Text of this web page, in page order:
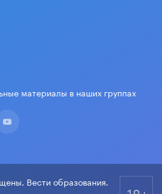
материалы в наших группах
Вести образования.